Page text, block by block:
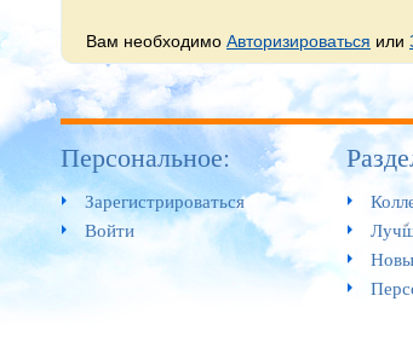
Вам необходимо Авторизироваться или
Персональное:
Зарегистрироваться
Войти